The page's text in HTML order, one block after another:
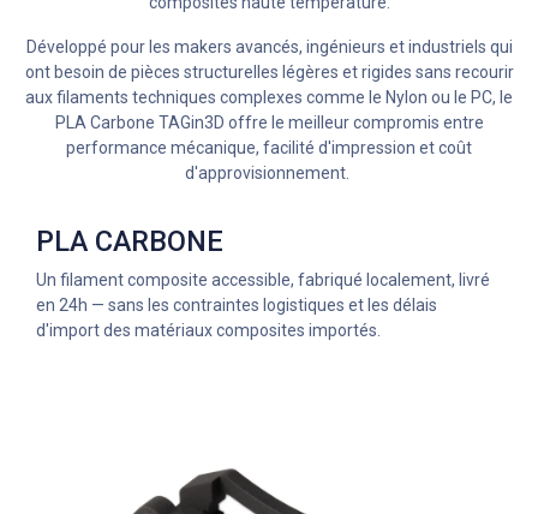
Développé pour les makers avancés, ingénieurs et industriels qui
ont besoin de pièces structurelles légères et rigides sans recourir
aux filaments techniques complexes comme le Nylon ou le PC, le
PLA Carbone TAGin3D offre le meilleur compromis entre
performance mécanique, facilité d'impression et coût
d'approvisionnement.
PLA CARBONE
Un filament composite accessible, fabriqué localement, livré
en 24h — sans les contraintes logistiques et les délais
d'import des matériaux composites importés.